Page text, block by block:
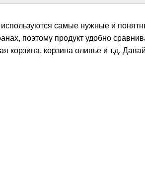
самые нужные и
поэтому продукт удобно
корзина, корзина оливье и т.д.